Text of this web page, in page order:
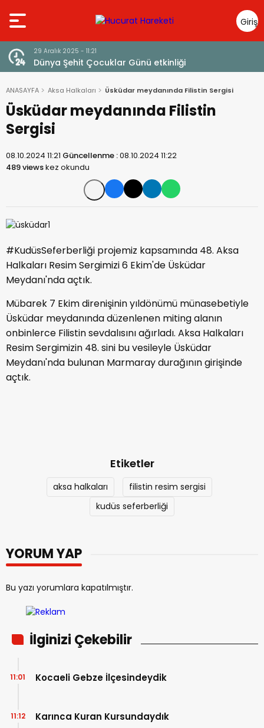
Giriş
Yap
2025 - 11:21
Şehit Çocuklar Günü etkinliği
ANASAYFA Aksa Halkaları Üsküdar meydanında Filistin Sergisi
Üsküdar meydanında Filistin
Sergisi
08.10.2024 11:21 Güncellenme :08.10.2024 11:22
489 viewskez okundu
#KudüsSeferberliği projemiz kapsamında 48. Aksa
Halkaları Resim Sergimizi 6 Ekim'de Üsküdar
Meydanı'nda açtık.
Mübarek 7 Ekim direnişinin yıldönümü münasebetiyle
Üsküdar meydanında düzenlenen miting alanın
onbinlerce Filistin sevdalısını ağırladı. Aksa Halkaları
Resim Sergimizin 48. sini bu vesileyle Üsküdar
Meydanı'nda bulunan Marmaray durağının girişinde
açtık.
Etiketler
aksa halkaları
filistin resim sergisi
kudüs seferberliği
YORUM YAP
Bu yazı yorumlara kapatılmıştır.
İlginizi Çekebilir
Kocaeli Gebze İlçesindeydik
11:01
Karınca Kuran Kursundaydık
11:12